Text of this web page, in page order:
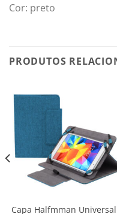
Cor: preto
PRODUTOS
Capa Halfmman Universal